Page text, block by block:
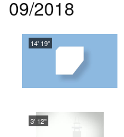
09/2018
14' 19''
3' 12''